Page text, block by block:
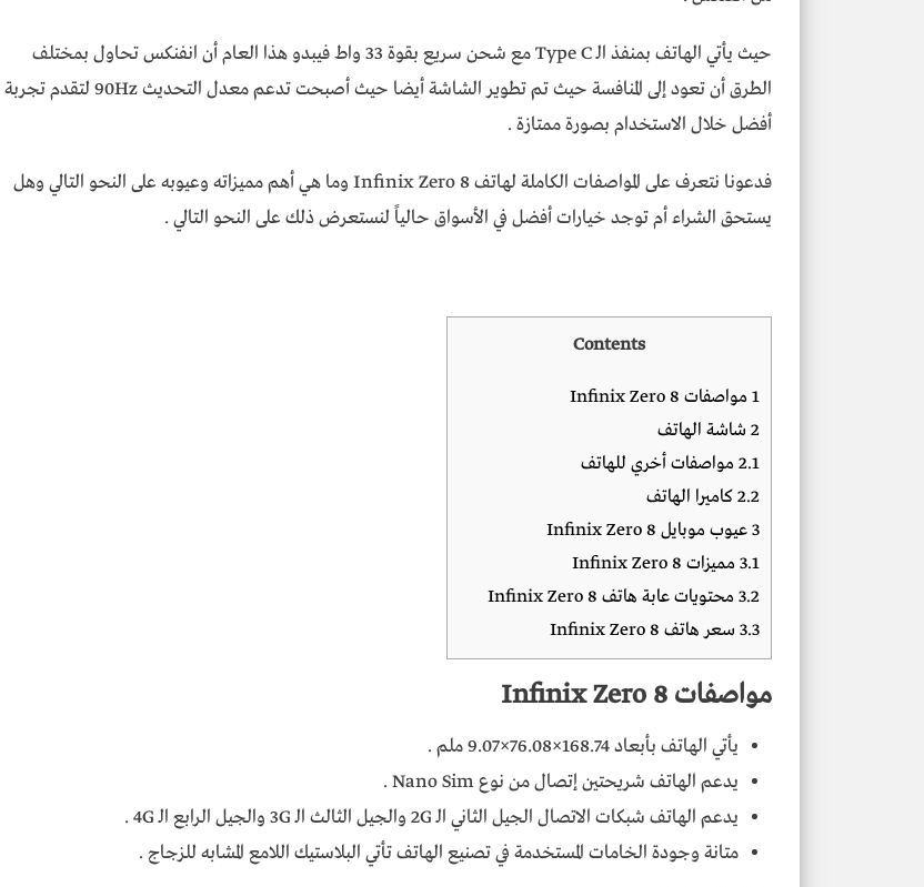
حيث يأتي الهاتف بمنفذ الـ Type C مع شحن سريع بقوة 33 واط فيبدو هذا العام أن انفنكس تحاول بمختلف
الطرق أن تعود إلى المنافسة حيث تم تطوير الشاشة أيضا حيث أصبحت تدعم معدل التحديث 90Hz لتقدم تجربة
أفضل خلال الاستخدام بصورة ممتازة .
فدعونا نتعرف على المواصفات الكاملة لهاتف Infinix Zero 8 وما هي أهم مميزاته وعيوبه على النحو التالي وهل
يستحق الشراء أم توجد خيارات أفضل في الأسواق حالياً لنستعرض ذلك على النحو التالي .
Contents
1 مواصفات Infinix Zero 8
2 شاشة الهاتف
2.1 مواصفات أخري للهاتف
2.2كاميرا الهاتف
3عيوب موبايل Infinix Zero 8
3.1 مميزات Infinix Zero 8
3.2 محتويات عابة هاتف Infinix Zero 8
3.3 سعر هاتف Infinix Zero 8
مواصفات Infinix Zero 8
يأتي الهاتف بأبعاد 168.74×76.08×9.07 ملم .
يدعم الهاتف شريحتين إتصال من نوع Nano Sim .
يدعم الهاتف شبكات الاتصال الجيل الثاني الـ 2G والجيل الثالث الـ 3G والجيل الرابع الـ 4G .
متانة وجودة الخامات المستخدمة في تصنيع الهاتف تأتي البلاستيك اللامع المشابه للزجاج .